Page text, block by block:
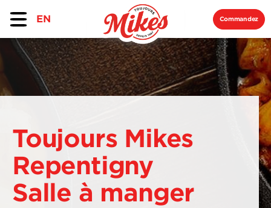
EN Commandez
Toujours Mikes
Repentigny
Salle à manger